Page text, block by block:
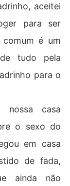
aceitei
para ser
comum é um
tudo pela
para o
nossa casa
o sexo do
em casa
de fada,
ainda não